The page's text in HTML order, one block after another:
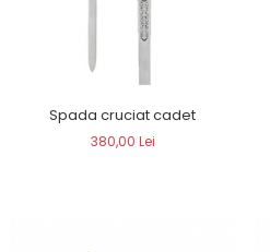
Spada cruciat cadet
380,00 Lei